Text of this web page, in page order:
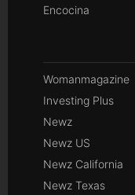
Encocina
Womanmagazine
Investing Plus
Newz
Newz US
Newz California
Newz Texas